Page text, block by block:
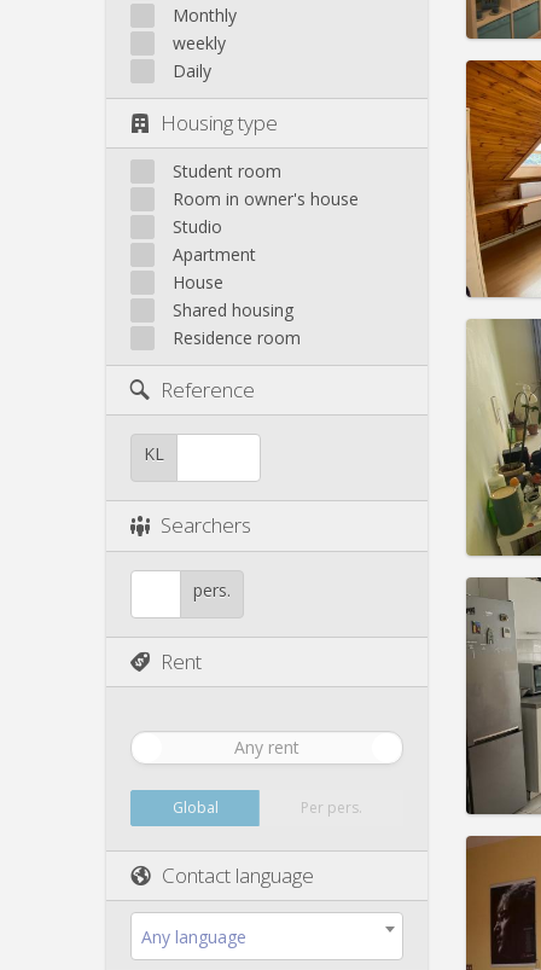
Monthly
weekly
Daily
Housing type
Student room
Room in owner's house
Studio
Apartment
House
Shared housing
Residence room
Reference
KL
Searchers
pers.
Rent
Any rent
Global Per pers.
Contact language
Any language
Rent:
Rent:
Rent:
Rent:
Charges: